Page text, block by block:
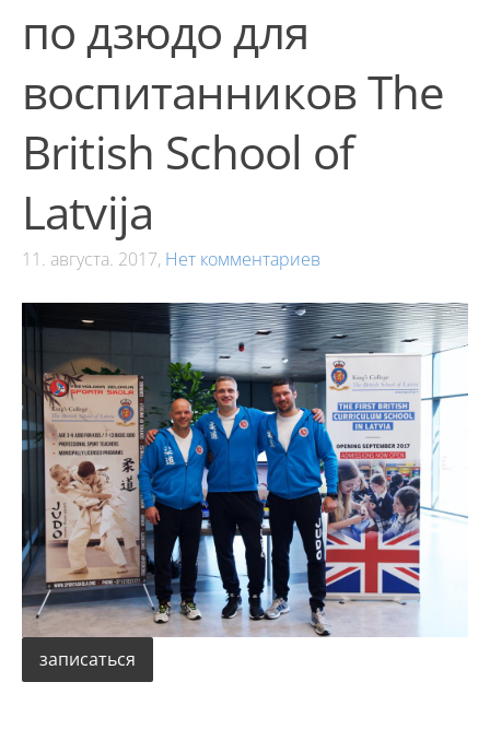
по дзюдо для
воспитанников The
British School of
Latvija
11. августа. 2017, Нет комментариев
записаться